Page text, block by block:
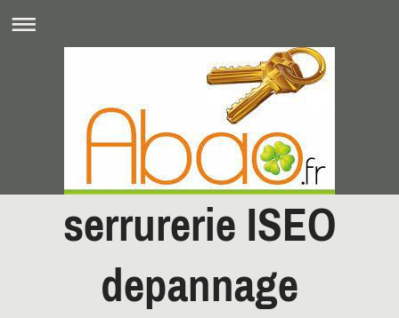
serrurerie ISEO
depannage